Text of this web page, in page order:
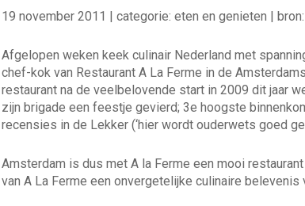
19 november 2011 | categorie: eten en genieten |
Afgelopen weken keek culinair Nederland met
chef-kok van Restaurant A La Ferme in de
restaurant na de veelbelovende start in 2009 dit jaar
zijn brigade een feestje gevierd; 3e hoogste
recensies in de Lekker (‘hier wordt ouderwets goed
Amsterdam is dus met A la Ferme een mooi
van A La Ferme een onvergetelijke culinaire belevenis